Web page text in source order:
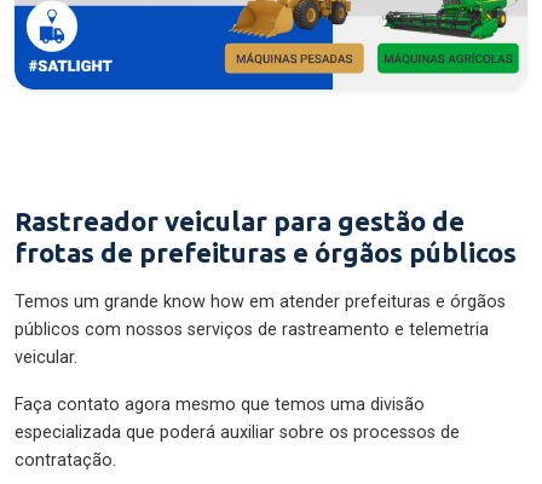
Rastreador veicular para gestão de
frotas de prefeituras e órgãos públicos
Temos um grande know how em atender prefeituras e órgãos
públicos com nossos serviços de rastreamento e telemetria
veicular.
Faça contato agora mesmo que temos uma divisão
especializada que poderá auxiliar sobre os processos de
contratação.